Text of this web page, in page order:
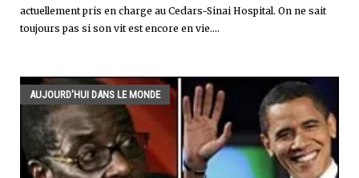
actuellement pris en charge au Cedars-Sinai Hospital. On ne sait
toujours pas si son vit est encore en vie....
AUJOURD'HUI DANS LE MONDE